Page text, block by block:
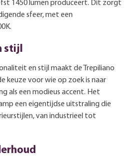
1450 lumen produceert. Dit zorgt
sfeer, met een
stijl
en stijl maakt de Trepiliano
keuze voor wie op zoek is naar
als een modieus accent. Het
een eigentijdse uitstraling die
van industrieel tot